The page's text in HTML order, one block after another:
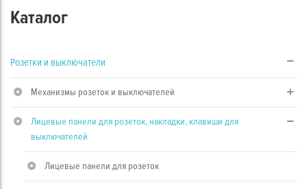
Каталог
Розетки и выключатели
Механизмы розеток и выключателей
Лицевые панели для розеток, накладки, клавиши для
выключателей
Лицевые панели для розеток